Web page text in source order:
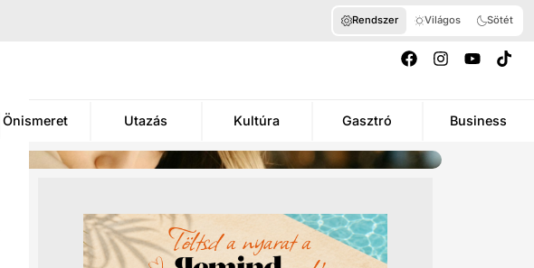
Rendszer Világos Sötét
Önismeret Utazás Kultúra Gasztró Business